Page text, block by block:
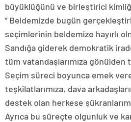
büyüklüğünü ve birleştirici
” Beldemizde bugün
seçimlerinin beldemize hayırlı
Sandığa giderek demokratik
tüm vatandaşlarımıza gönülden
Seçim süreci boyunca emek
teşkilatlarımıza, dava
destek olan herkese
Ayrıca bu süreçte olgunluk ve